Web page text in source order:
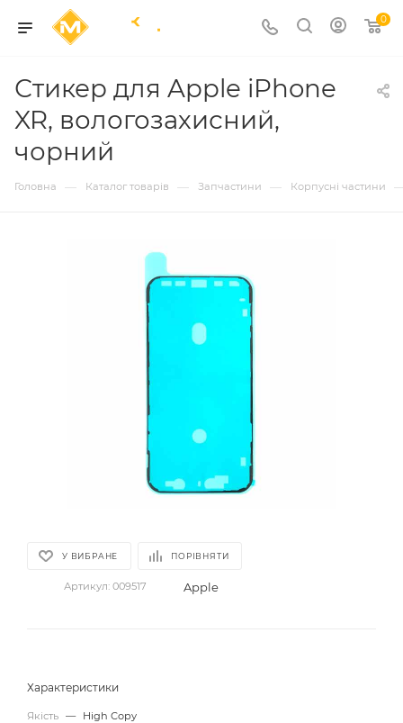
0
Стикер для Apple iPhone
XR, вологозахисний,
чорний
Головна — Каталог товарів — Запчастини — Корпусні частини
У ВИБРАНЕ ПОРІВНЯТИ
Артикул: 009517 Apple
Характеристики
Якість —
High Copy